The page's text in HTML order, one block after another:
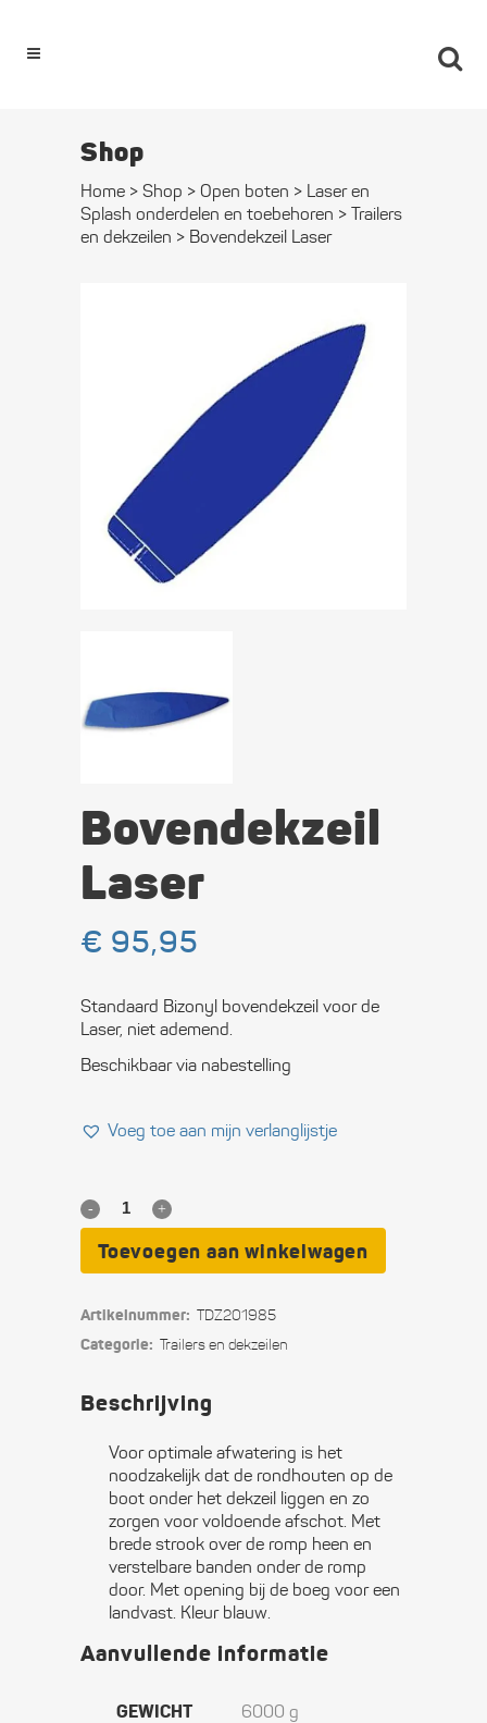
Shop
Home > Shop > Open boten > Laser en
Splash onderdelen en toebehoren > Trailers
en dekzeilen > Bovendekzeil Laser
Bovendekzeil
Laser
€ 95,95
Standaard Bizonyl bovendekzeil voor de
Laser, niet ademend.
Beschikbaar via nabestelling
Voeg toe aan mijn verlanglijstje
Bovendekzeil
Laser
Toevoegen aan winkelwagen
Artikelnummer: TDZ201985
Categorie: Trailers en dekzeilen
Beschrijving
Voor optimale afwatering is het
noodzakelijk dat de rondhouten op de
boot onder het dekzeil liggen en zo
zorgen voor voldoende afschot. Met
brede strook over de romp heen en
verstelbare banden onder de romp
door. Met opening bij de boeg voor een
landvast. Kleur blauw.
Aanvullende informatie
GEWICHT 6000 g